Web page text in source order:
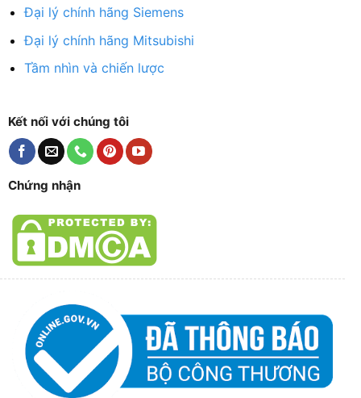
Đại lý chính hãng Siemens
Đại lý chính hãng Mitsubishi
Tầm nhìn và chiến lược
Kết nối với chúng tôi
Chứng nhận